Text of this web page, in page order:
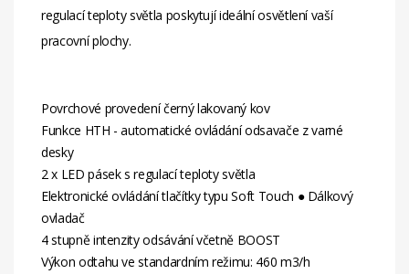
regulací teploty světla poskytují ideální osvětlení vaší
pracovní plochy.
Povrchové provedení černý lakovaný kov
Funkce HTH - automatické ovládání odsavače z varné
desky
2 x LED pásek s regulací teploty světla
Elektronické ovládání tlačítky typu Soft Touch ● Dálkový
ovladač
4 stupně intenzity odsávání včetně BOOST
Výkon odtahu ve standardním režimu: 460 m3/h